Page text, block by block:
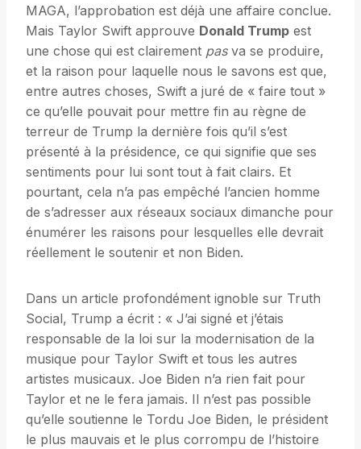
MAGA, l’approbation est déjà une affaire conclue.
Mais Taylor Swift approuve Donald Trump est
une chose qui est clairement pasva se produire,
et la raison pour laquelle nous le savons est que,
entre autres choses, Swift a juré de « faire tout »
ce qu’elle pouvait pour mettre fin au règne de
terreur de Trump la dernière fois qu’il s’est
présenté à la présidence, ce qui signifie que ses
sentiments pour lui sont tout à fait clairs. Et
pourtant, cela n’a pas empêché l’ancien homme
de s’adresser aux réseaux sociaux dimanche pour
énumérer les raisons pour lesquelles elle devrait
réellement le soutenir et non Biden.
Dans un article profondément ignoble sur Truth
Social, Trump a écrit : « J’ai signé et j’étais
responsable de la loi sur la modernisation de la
musique pour Taylor Swift et tous les autres
artistes musicaux. Joe Biden n’a rien fait pour
Taylor et ne le fera jamais. Il n’est pas possible
qu’elle soutienne le Tordu Joe Biden, le président
le plus mauvais et le plus corrompu de l’histoire